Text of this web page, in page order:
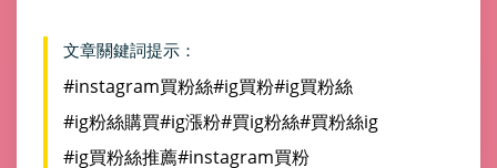
文章關鍵詞提示：
#instagram買粉絲#ig買粉#ig買粉絲
#ig粉絲購買#ig漲粉#買ig粉絲#買粉絲ig
#ig買粉絲推薦#instagram買粉